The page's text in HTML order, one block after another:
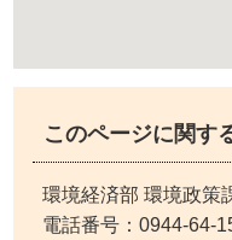
このページに関す
環境経済部 環境政策
電話番号：0944-64-